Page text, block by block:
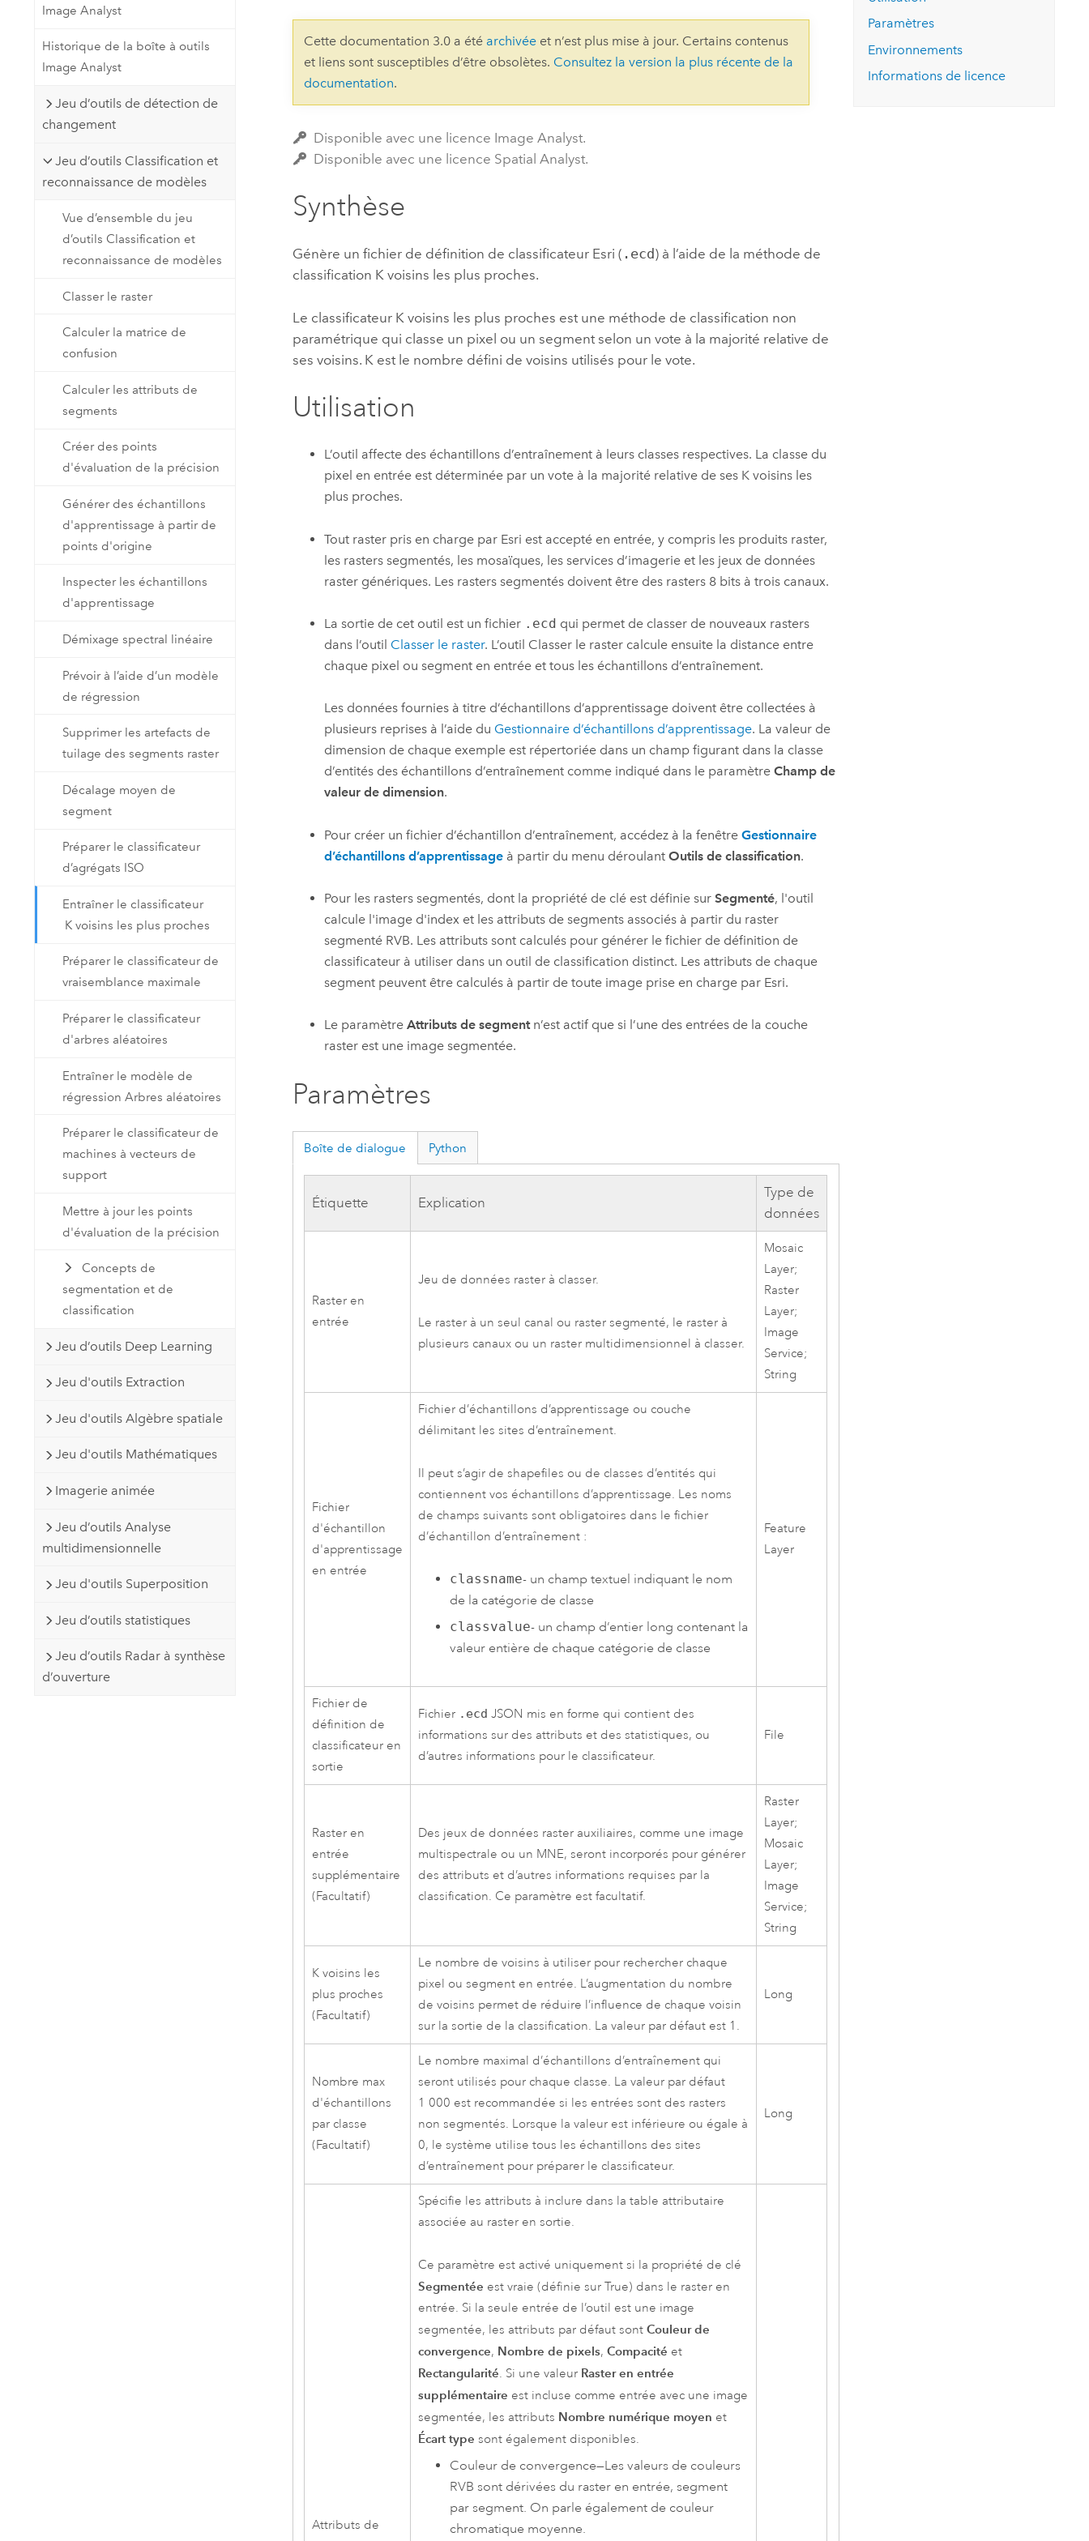
Créer des applications de
cartographie et d’analyse spatiale
essai gratuit.
Explorer ce cours
professionnels et
technologiques
perspectives et
tendances de
l’univers
Tous les récits
Lire le récit
Image Analyst
Historique de la boîte à outils
Image Analyst
Jeu d’outils de détection de
changement
Jeu d’outils Classification et
reconnaissance de modèles
Vue d’ensemble du jeu
d’outils Classification et
reconnaissance de modèles
Classer le raster
Calculer la matrice de
confusion
Calculer les attributs de
segments
Créer des points
d'évaluation de la précision
Générer des échantillons
d'apprentissage à partir de
points d'origine
Inspecter les échantillons
d'apprentissage
Démixage spectral linéaire
Prévoir à l’aide d’un modèle
de régression
Supprimer les artefacts de
tuilage des segments raster
Décalage moyen de
segment
Préparer le classificateur
d’agrégats ISO
Entraîner le classificateur
K voisins les plus proches
Préparer le classificateur de
vraisemblance maximale
Préparer le classificateur
d'arbres aléatoires
Entraîner le modèle de
régression Arbres aléatoires
Préparer le classificateur de
machines à vecteurs de
support
Mettre à jour les points
d'évaluation de la précision
Concepts de
segmentation et de
classification
Jeu d’outils Deep Learning
Jeu d'outils Extraction
Jeu d'outils Algèbre spatiale
Jeu d'outils Mathématiques
Imagerie animée
Jeu d’outils Analyse
multidimensionnelle
Jeu d'outils Superposition
Jeu d’outils statistiques
Jeu d’outils Radar à synthèse
d’ouverture
Cette documentation 3.0 a été archivée et n’est plus mise à jour. Certains contenus
et liens sont susceptibles d’être obsolètes. Consultez la version la plus récente de la
documentation.
Disponible avec une licence Image Analyst.
Disponible avec une licence Spatial Analyst.
Synthèse
Génère un fichier de définition de classificateur Esri ( .ecd ) à l’aide de la méthode de
classification K voisins les plus proches.
Le classificateur K voisins les plus proches est une méthode de classification non
paramétrique qui classe un pixel ou un segment selon un vote à la majorité relative de
ses voisins. K est le nombre défini de voisins utilisés pour le vote.
Utilisation
L’outil affecte des échantillons d’entraînement à leurs classes respectives. La classe du
pixel en entrée est déterminée par un vote à la majorité relative de ses K voisins les
plus proches.
Tout raster pris en charge par Esri est accepté en entrée, y compris les produits raster,
les rasters segmentés, les mosaïques, les services d’imagerie et les jeux de données
raster génériques. Les rasters segmentés doivent être des rasters 8 bits à trois canaux.
La sortie de cet outil est un fichier .ecd qui permet de classer de nouveaux rasters
dans l’outil Classer le raster. L’outil Classer le rastercalcule ensuite la distance entre
chaque pixel ou segment en entrée et tous les échantillons d’entraînement.
Les données fournies à titre d’échantillons d’apprentissage doivent être collectées à
plusieurs reprises à l’aide du Gestionnaire d’échantillons d’apprentissage. La valeur de
dimension de chaque exemple est répertoriée dans un champ figurant dans la classe
d’entités des échantillons d’entraînement comme indiqué dans le paramètre Champ de
valeur de dimension.
Pour créer un fichier d’échantillon d’entraînement, accédez à la fenêtre Gestionnaire
d’échantillons d’apprentissageà partir du menu déroulant Outils de classification.
Pour les rasters segmentés, dont la propriété de clé est définie sur Segmenté, l'outil
calcule l'image d'index et les attributs de segments associés à partir du raster
segmenté RVB. Les attributs sont calculés pour générer le fichier de définition de
classificateur à utiliser dans un outil de classification distinct. Les attributs de chaque
segment peuvent être calculés à partir de toute image prise en charge par Esri.
Le paramètre Attributs de segmentn’est actif que si l’une des entrées de la couche
raster est une image segmentée.
Paramètres
Boîte de dialogue Python
Étiquette Explication
Type de
données
Raster en
entrée
Jeu de données raster à classer.
Le raster à un seul canal ou raster segmenté, le raster à
plusieurs canaux ou un raster multidimensionnel à classer.
Mosaic
Layer;
Raster
Layer;
Image
Service;
String
Fichier
d'échantillon
d'apprentissage
en entrée
Fichier d’échantillons d’apprentissage ou couche
délimitant les sites d’entraînement.
Il peut s’agir de shapefiles ou de classes d’entités qui
contiennent vos échantillons d’apprentissage. Les noms
de champs suivants sont obligatoires dans le fichier
d’échantillon d’entraînement :
classname- un champ textuel indiquant le nom
de la catégorie de classe
classvalue- un champ d’entier long contenant la
valeur entière de chaque catégorie de classe
Feature
Layer
Fichier de
définition de
classificateur en
sortie
Fichier .ecd JSON mis en forme qui contient des
informations sur des attributs et des statistiques, ou
d’autres informations pour le classificateur.
File
Raster en
entrée
supplémentaire
(Facultatif)
Des jeux de données raster auxiliaires, comme une image
multispectrale ou un MNE, seront incorporés pour générer
des attributs et d’autres informations requises par la
classification. Ce paramètre est facultatif.
Raster
Layer;
Mosaic
Layer;
Image
Service;
String
K voisins les
plus proches
(Facultatif)
Le nombre de voisins à utiliser pour rechercher chaque
pixel ou segment en entrée. L’augmentation du nombre
de voisins permet de réduire l’influence de chaque voisin
sur la sortie de la classification. La valeur par défaut est 1.
Long
Nombre max
d'échantillons
par classe
(Facultatif)
Le nombre maximal d’échantillons d’entraînement qui
seront utilisés pour chaque classe. La valeur par défaut
1 000 est recommandée si les entrées sont des rasters
non segmentés. Lorsque la valeur est inférieure ou égale à
0, le système utilise tous les échantillons des sites
d’entraînement pour préparer le classificateur.
Long
Attributs de
Spécifie les attributs à inclure dans la table attributaire
associée au raster en sortie.
Ce paramètre est activé uniquement si la propriété de clé
Segmentée est vraie (définie sur True) dans le raster en
entrée. Si la seule entrée de l’outil est une image
segmentée, les attributs par défaut sontCouleur de
convergence, Nombre de pixels,Compacité et
Rectangularité. Si une valeur Raster en entrée
supplémentaire est incluse comme entrée avec une image
segmentée, les attributs Nombre numérique moyen et
Écart type sont également disponibles.
Couleur de convergence—Les valeurs de couleurs
RVB sont dérivées du raster en entrée, segment
par segment. On parle également de couleur
chromatique moyenne.
Paramètres
Environnements
Informations de licence